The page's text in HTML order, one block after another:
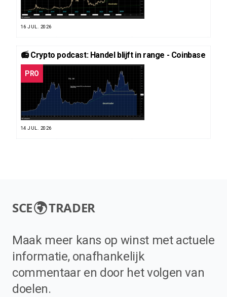
16 JUL. 2026
📻 Crypto podcast: Handel blijft in range - Coinbase
PRO
14 JUL. 2026
SCE TRADER
Maak meer kans op winst met actuele
informatie, onafhankelijk
commentaar en door het volgen van
doelen.